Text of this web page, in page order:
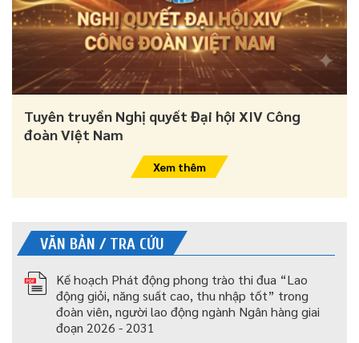
Tuyên truyền Nghị quyết Đại hội XIV Công
đoàn Việt Nam
Xem thêm
VĂN BẢN / TRA CỨU
Kế hoạch Phát động phong trào thi đua “Lao
động giỏi, năng suất cao, thu nhập tốt” trong
đoàn viên, người lao động ngành Ngân hàng giai
đoạn 2026 - 2031